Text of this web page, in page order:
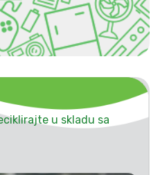
u skladu sa